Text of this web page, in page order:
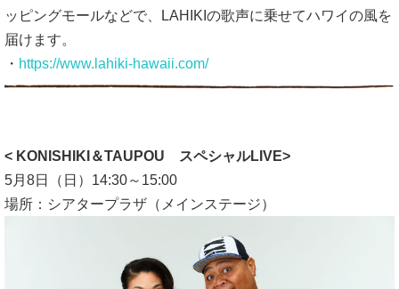
ッピングモールなどで、LAHIKIの歌声に乗せてハワイの風を
届けます。
・ https://www.lahiki-hawaii.com/
< KONISHIKI＆TAUPOU スペシャルLIVE>
5月8日（日）14:30～15:00
場所：シアタープラザ（メインステージ）